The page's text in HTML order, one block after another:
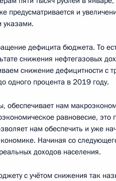
область, Ново-Огарёво
Капитал «Россия зовёт!»
предусматривается и
указами.
дефицита бюджета. То
снижения нефтегазовых
снижение дефицитности с
одного процента в 2019 году.
обеспечивает нам
равновесие, это
нам обеспечить и уже
Начиная со
доходов населения.
с учётом снижения так